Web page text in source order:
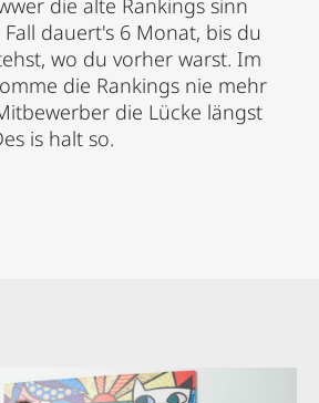
die alte Rankings sinn
dauert's 6 Monat, bis du
wo du vorher warst. Im
die Rankings nie mehr
die Lücke längst
is halt so.